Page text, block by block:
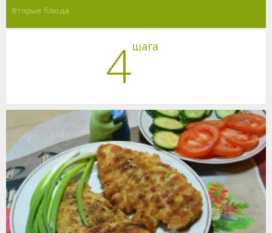
Вторые блюда
4шага